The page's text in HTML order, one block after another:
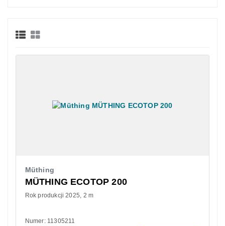
Müthing
MÜTHING ECOTOP 200
Rok produkcji 2025 2 m
Numer: 11305211